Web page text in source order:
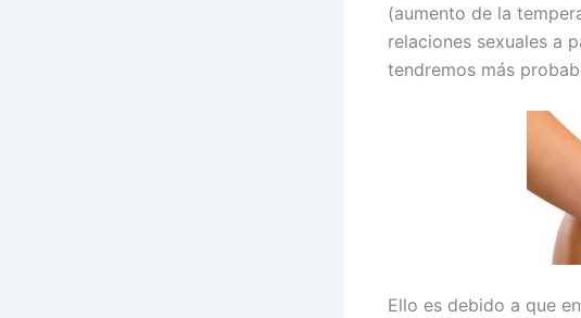
(aumento de la
relaciones sexuales a
tendremos más
Ello es debido a que